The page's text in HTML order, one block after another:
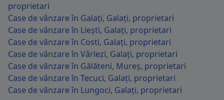
proprietari
Case de vânzare în Galați, Galați, proprietari
Case de vânzare în Liești, Galați, proprietari
Case de vânzare în Costi, Galați, proprietari
Case de vânzare în Vârlezi, Galați, proprietari
Case de vânzare în Gălăteni, Mureș, proprietari
Case de vânzare în Tecuci, Galați, proprietari
Case de vânzare în Lungoci, Galați, proprietari